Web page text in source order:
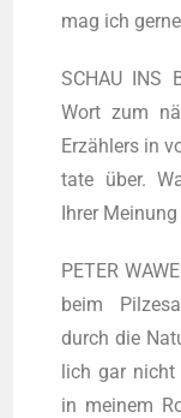
mag ich
SCHAU INS
Wort zum
Erzäh­lers in
ta­te über.
Ihrer
PETER
beim
durch die
lich gar nicht
in mei­nem